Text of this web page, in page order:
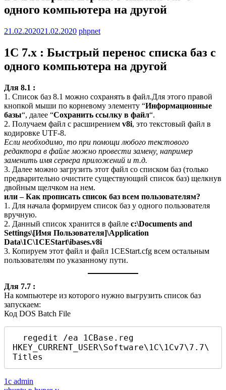
одного компьютера на другой
21.02.202021.02.2020 phpnet
1С 7.x : Быстрый перенос списка баз с
одного компьютера на другой
Для 8.1 :
1. Список баз 8.1 можно сохранять в файл.Для этого правой
кнопкой мыши по корневому элементу “Информационные
базы“, далее “Сохранить ссылку в файл“.
2. Получаем файл с расширением v8i, это текстовый файл в
кодировке UTF-8.
Если необходимо, то при помощи любого текстового
редактора в файле можно провести замену, например
заменить имя сервера приложений и т.д.
3. Далее можно загрузить этот файл со списком баз (только
предварительно очистите существующий список баз) щелкнув
двойным щелчком на нем.
или – Как прописать список баз всем пользователям?
1. Для начала формируем список баз у одного пользователя
вручную.
2. Данный список хранится в файле c:\Documents and
Settings\[Имя Пользователя]\Application
Data\1C\1CEStart\ibases.v8i
3. Копируем этот файл и файл 1CEStart.cfg всем остальным
пользователям по указанному пути.
Для 7.7 :
На компьютере из которого нужно выгрузить список баз
запускаем:
Код DOS Batch File
HKEY_CURRENT_USER\Software\1C\1Cv7\7.7\
Titles
1c admin